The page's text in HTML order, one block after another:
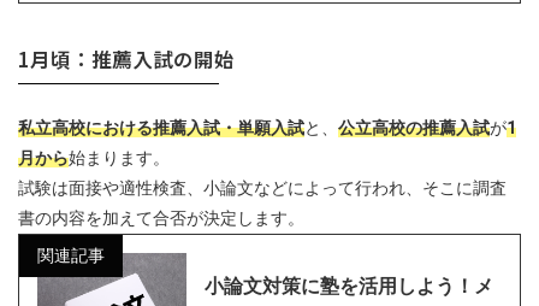
1月頃：推薦入試の開始
私立高校における推薦入試・単願入試と、 公立高校の推薦入試が1
月から始まります。
試験は面接や適性検査、小論文などによって行われ、そこに調査
書の内容を加えて合否が決定します。
関連記事
小論文対策に塾を活用しよう！メ